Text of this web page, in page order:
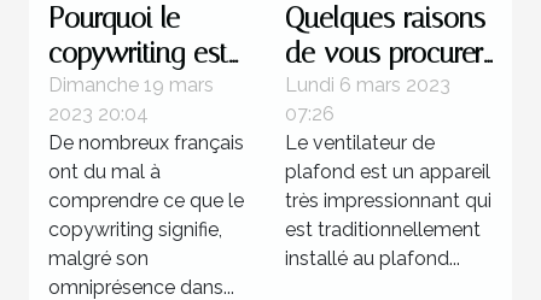
Pourquoi le
copywriting est
votre meilleur
atout commercial
?
Dimanche 19 mars
2023 20:04
De nombreux français
ont du mal à
comprendre ce que le
copywriting signifie,
malgré son
omniprésence dans...
Quelques raisons
de vous procurer
un ventilateur de
plafond
Lundi 6 mars 2023
07:26
Le ventilateur de
plafond est un appareil
très impressionnant qui
est traditionnellement
installé au plafond...